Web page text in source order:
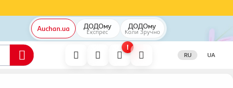
Auchan.ua ДОДОму
Експрес
ДОДОму
Коли Зручно
!
RU UA